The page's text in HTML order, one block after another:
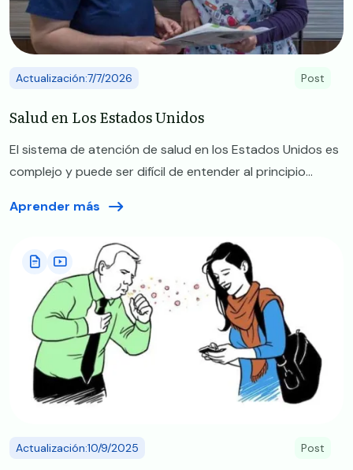
Actualización:7/7/2026 Post
Salud en Los Estados Unidos
El sistema de atención de salud en los Estados Unidos es
complejo y puede ser difícil de entender al principio...
Aprender más
Actualización:10/9/2025 Post